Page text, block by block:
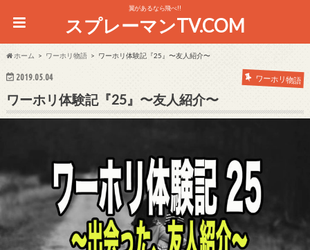
翼があるなら飛べ!!
スプレーマンTV.COM
ホーム ワーホリ物語 ワーホリ体験記『25』〜友人紹介〜
2019.05.04 ワーホリ物語
ワーホリ体験記『25』〜友人紹介〜